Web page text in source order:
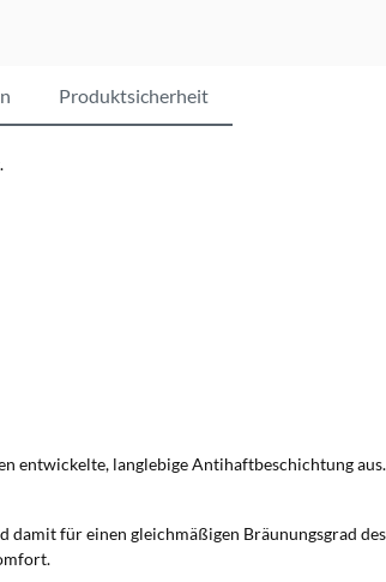
Produktsicherheit
entwickelte, langlebige Antihaftbeschichtung
für einen gleichmäßigen Bräunungsgrad